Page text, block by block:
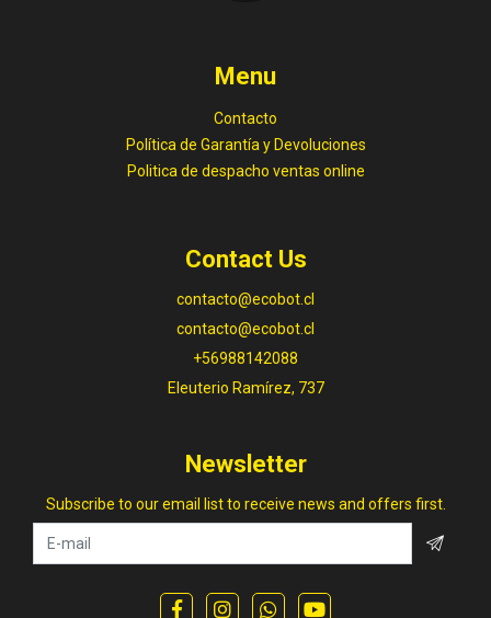
Menu
Contacto
Política de Garantía y Devoluciones
Politica de despacho ventas online
Contact Us
contacto@ecobot.cl
contacto@ecobot.cl
+56988142088
Eleuterio Ramírez, 737
Newsletter
Subscribe to our email list to receive news and offers first.